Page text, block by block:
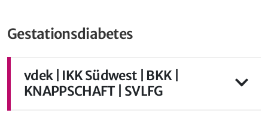
Gestationsdiabetes
vdek | IKK Südwest | BKK |
KNAPPSCHAFT | SVLFG